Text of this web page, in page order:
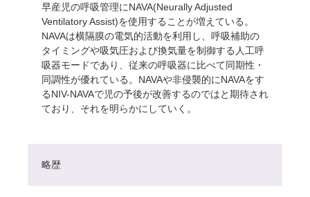
早産児の呼吸管理にNAVA(Neurally Adjusted
Ventilatory Assist)を使用することが増えている。
NAVAは横隔膜の電気的活動を利用し、呼吸補助の
タイミングや吸気圧および換気量を制御する人工呼
吸器モードであり、従来の呼吸器に比べて同期性・
同調性が優れている。NAVAや非侵襲的にNAVAをす
るNIV-NAVAで児の予後が改善するのではと期待され
ており、それを明らかにしていく。
略歴